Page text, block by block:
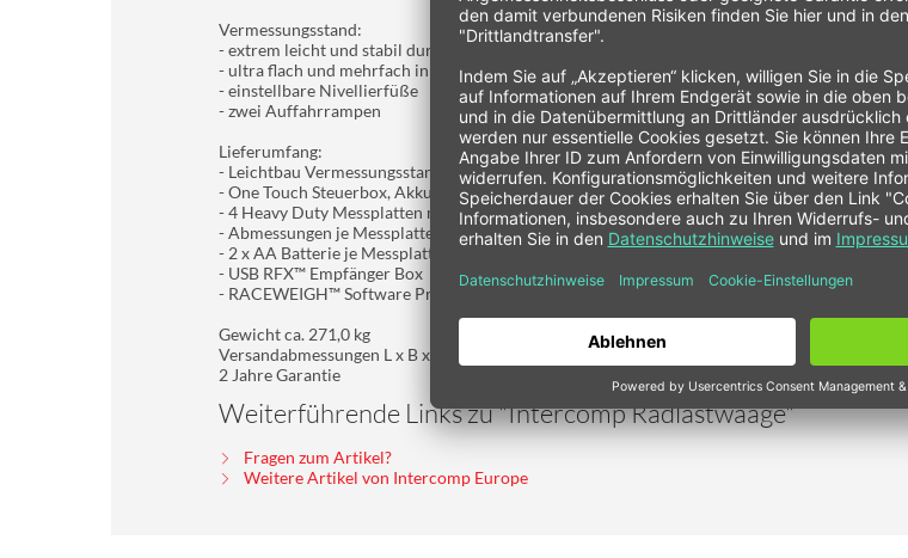
Vermessungsstand:
- extrem leicht und stabil durch Kunststoff Wabenmuster Innenkonstruktion
- ultra flach und mehrfach in der Länge und Breite verstellbar
- einstellbare Nivellierfüße
- zwei Auffahrrampen
Lieferumfang:
- Leichtbau Vermessungsstand mit Auffahrrampen
- One Touch Steuerbox, Akkus und Ladegerät in Kunststoffbox
- 4 Heavy Duty Messplatten mit je vier Wiegezellen und integriertem RFX™ Sendemodul
- Abmessungen je Messplatte L x B x H = 381 x 381 x 64 mm
- 2 x AA Batterie je Messplatte, Lebensdauer ca. 400 Stunden
- USB RFX™ Empfänger Box
- RACEWEIGH™ Software Programm zur Datenverarbeitung auf PC
Gewicht ca. 271,0 kg
Versandabmessungen L x B x H = 2.616 x 660 x 584 mm
2 Jahre Garantie
Weiterführende Links zu "Intercomp Radlastwaage"
Fragen zum Artikel?
Weitere Artikel von Intercomp Europe